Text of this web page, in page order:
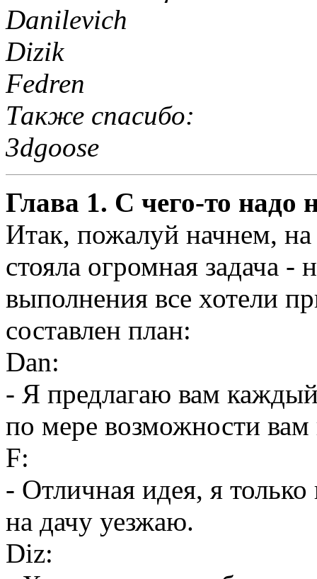
Danilevich
Dizik
Fedren
Также спасибо:
3dgoose
Глава 1. С чего-то надо
Итак, пожалуй начнем,
стояла огромная задача -
выполнения все хотели
составлен план:
Dan:
- Я предлагаю вам
по мере возможности
F:
- Отличная идея, я
на дачу уезжаю.
Diz: